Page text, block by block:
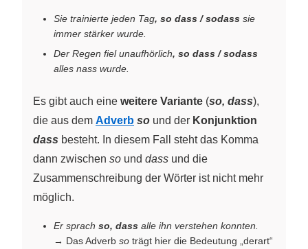
Sie trainierte jeden Tag, so dass / sodass sie
immer stärker wurde.
Der Regen fiel unaufhörlich, so dass / sodass
alles nass wurde.
Es gibt auch eine weitere Variante (so, dass),
die aus dem Adverb so und der Konjunktion
dass besteht. In diesem Fall steht das Komma
dann zwischen so und dass und die
Zusammenschreibung der Wörter ist nicht mehr
möglich.
Er sprach so, dass alle ihn verstehen konnten.
→ Das Adverb so trägt hier die Bedeutung „derart“